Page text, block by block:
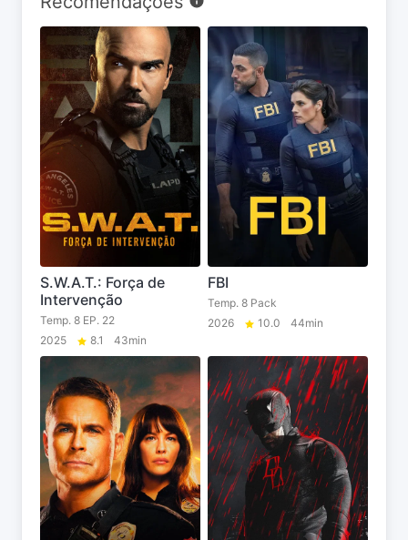
S.W.A.T.: Força de
Intervenção
Temp. 8 EP. 22
2025
8.1 43min
FBI
Temp. 8 Pack
2026
10.0 44min